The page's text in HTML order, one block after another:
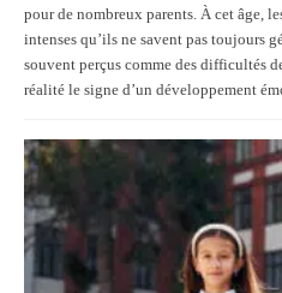
pour de nombreux parents. À cet âge,
intenses qu’ils ne savent pas toujours
souvent perçus comme des difficultés
réalité le signe d’un développement